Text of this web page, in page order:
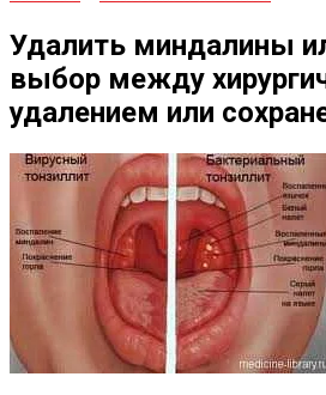
Удалить миндалины
выбор между
удалением или